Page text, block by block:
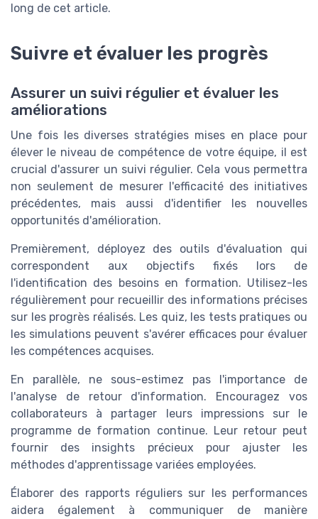
long de cet article.
Suivre et évaluer les progrès
Assurer un suivi régulier et évaluer les
améliorations
Une fois les diverses stratégies mises en place pour
élever le niveau de compétence de votre équipe, il est
crucial d'assurer un suivi régulier. Cela vous permettra
non seulement de mesurer l'efficacité des initiatives
précédentes, mais aussi d'identifier les nouvelles
opportunités d'amélioration.
Premièrement, déployez des outils d'évaluation qui
correspondent aux objectifs fixés lors de
l'identification des besoins en formation. Utilisez-les
régulièrement pour recueillir des informations précises
sur les progrès réalisés. Les quiz, les tests pratiques ou
les simulations peuvent s'avérer efficaces pour évaluer
les compétences acquises.
En parallèle, ne sous-estimez pas l'importance de
l'analyse de retour d'information. Encouragez vos
collaborateurs à partager leurs impressions sur le
programme de formation continue. Leur retour peut
fournir des insights précieux pour ajuster les
méthodes d'apprentissage variées employées.
Élaborer des rapports réguliers sur les performances
aidera également à communiquer de manière